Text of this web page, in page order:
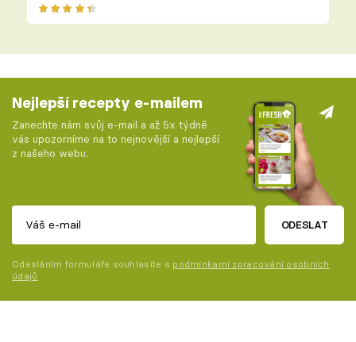
Nejlepší recepty e-mailem
Zanechte nám svůj e-mail a až 5x týdně
vás upozorníme na to nejnovější a nejlepší
z našeho webu.
ODESLAT
Odesláním formuláře souhlasíte s podmínkami zpracování osobních
údajů